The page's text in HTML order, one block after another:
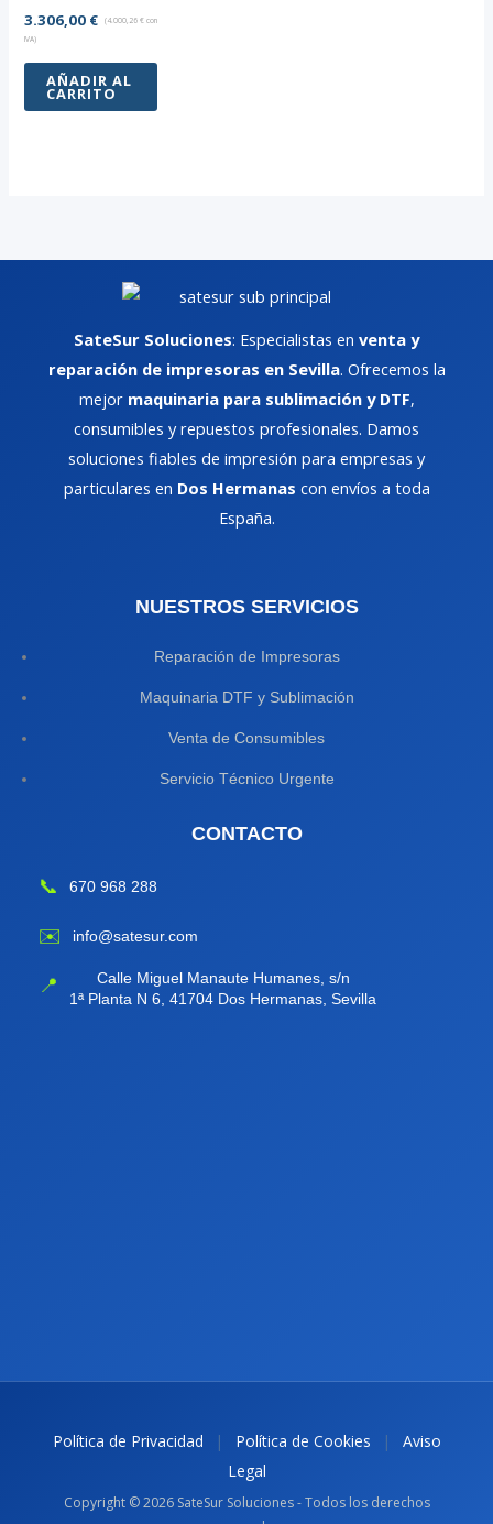
3.306,00 € (4.000,26€ con
IVA)
AÑADIR AL
CARRITO
SateSur Soluciones: Especialistas en venta y
reparación de impresoras en Sevilla. Ofrecemos la
mejor maquinaria para sublimación y DTF,
consumibles y repuestos profesionales. Damos
soluciones fiables de impresión para empresas y
particulares en Dos Hermanas con envíos a toda
España.
NUESTROS SERVICIOS
Reparación de Impresoras
Maquinaria DTF y Sublimación
Venta de Consumibles
Servicio Técnico Urgente
CONTACTO
📞 670 968 288
✉️ info@satesur.com
📍
Calle Miguel Manaute Humanes, s/n
1ª Planta N 6, 41704 Dos Hermanas, Sevilla
Política de Privacidad | Política de Cookies |
Aviso
Legal
Copyright © 2026 SateSur Soluciones - Todos los derechos